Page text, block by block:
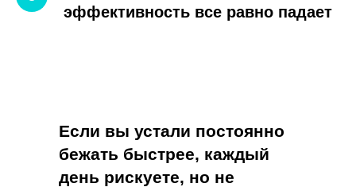
эффективность все равно падает
Если вы устали постоянно
бежать быстрее, каждый
день рискуете, но не